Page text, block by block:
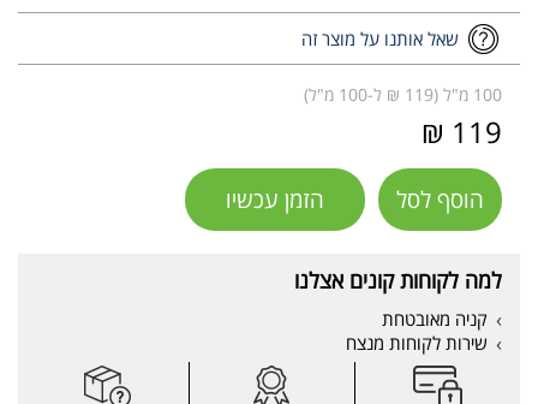
שאל אותנו על מוצר זה
100 מ"ל (119 ₪ ל-100 מ"ל)
119 ₪
הוסף לסל הזמן עכשיו
למה לקוחות קונים אצלנו
קניה מאובטחת
שירות לקוחות מנצח